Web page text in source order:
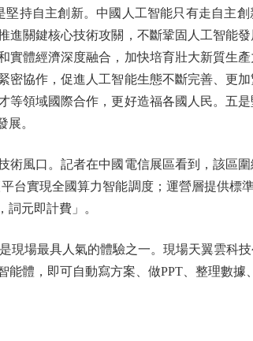
自主創新。中國人工智能只有走自主創
關鍵核心技術攻關，不斷鞏固人工智能
實體經濟深度融合，加快培育壯大新質生
協作，促進人工智能生態不斷完善、更加
領域國際合作，更好造福各國人民。五
。
風口。記者在中國電信展區看到，該區圍
台實現全國算力智能調度；運營層提供標
元即計費」。
場最具人氣的體驗之一。現場天翼雲科
體，即可自動寫方案、做PPT、整理數據